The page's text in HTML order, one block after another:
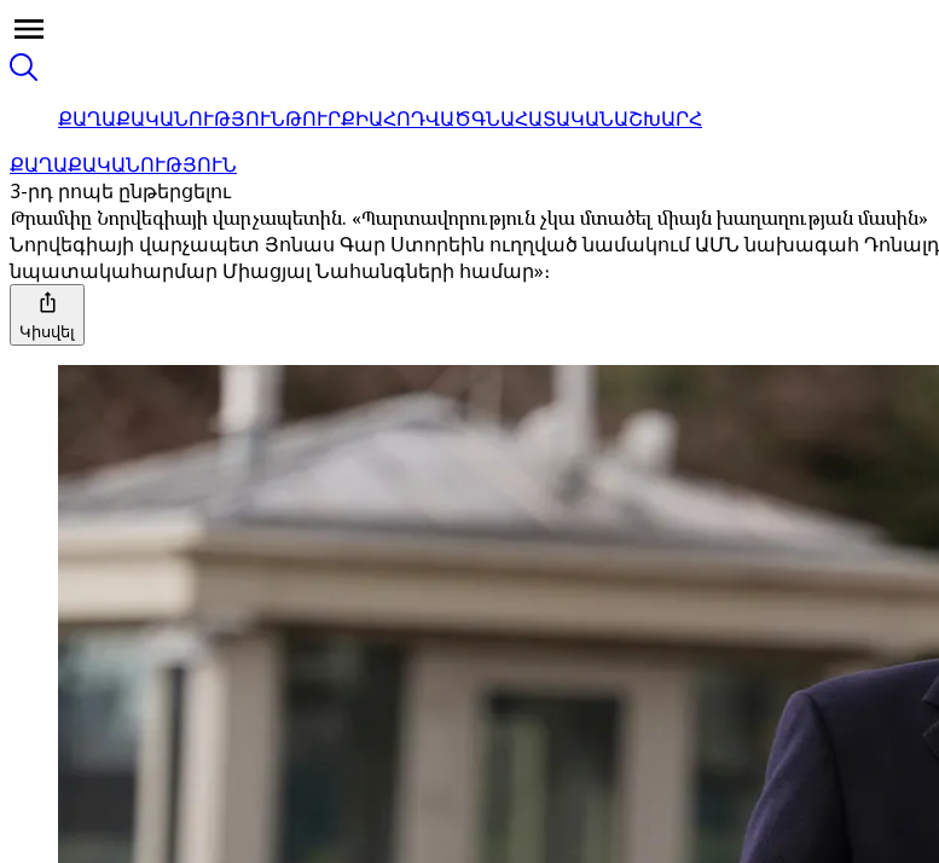
ՔԱՂԱՔԱԿԱՆՈՒԹՅՈՒՆԹՈՒՐՔԻԱՀՈԴՎԱԾԳՆԱՀԱՏԱԿԱՆԱՇԽԱՐՀ
ՔԱՂԱՔԱԿԱՆՈՒԹՅՈՒՆ
3-րդ րոպե ընթերցելու
Թրամփը Նորվեգիայի վարչապետին. «Պարտավորություն չկա մտածել միայն խաղաղության մասին»
Նորվեգիայի վարչապետ Յոնաս Գար Ստորեին ուղղված նամակում ԱՄՆ նախագահ Դոնալդ
նպատակահարմար Միացյալ Նահանգների համար»։
Կիսվել